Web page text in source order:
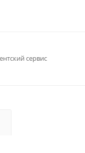
сервис